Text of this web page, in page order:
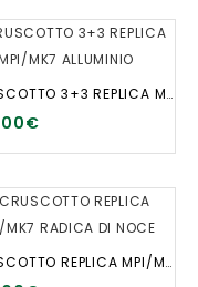
CRUSCOTTO 3+3 REPLICA MPI/MK7 ALLUMINIO
CRUSCOTTO REPLICA MPI/MK7 RADICA DI NOCE